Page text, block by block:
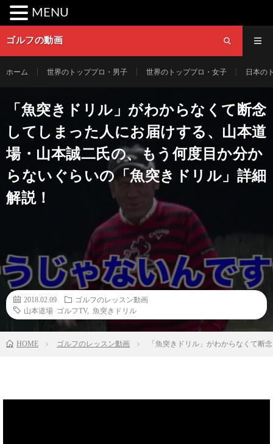
ゴルフの動画
ホーム 世界のトッププロ・男子 世界のトッププロ・女子 日本の
「魚突きドリル」がわからなくて断念
してしまった人にお届けする、山本道
場・山本誠二氏の、もう何度目か分か
らないぐらいの「魚突きドリル」詳細
解説！
2018.02.09
ゴルフのレッスン動画
山本道場 ゴルフTV, 魚突きドリル
HOME ゴルフのレッスン動画 「魚突きドリル」がわからなくて断
MENU